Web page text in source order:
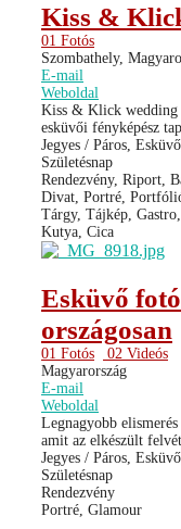
Kiss &
01 Fotós
Szombathely,
E-mail
Weboldal
Kiss & Klick wedding
esküvői fényképész
Jegyes / Páros,
Születésnap
Rendezvény, Riport,
Divat, Portré,
Tárgy, Tájkép,
Kutya, Cica
Esküvő
országosan
01 Fotós
02 Videós
Magyarország
E-mail
Weboldal
Legnagyobb
amit az elkészült
Jegyes / Páros,
Születésnap
Rendezvény
Portré, Glamour